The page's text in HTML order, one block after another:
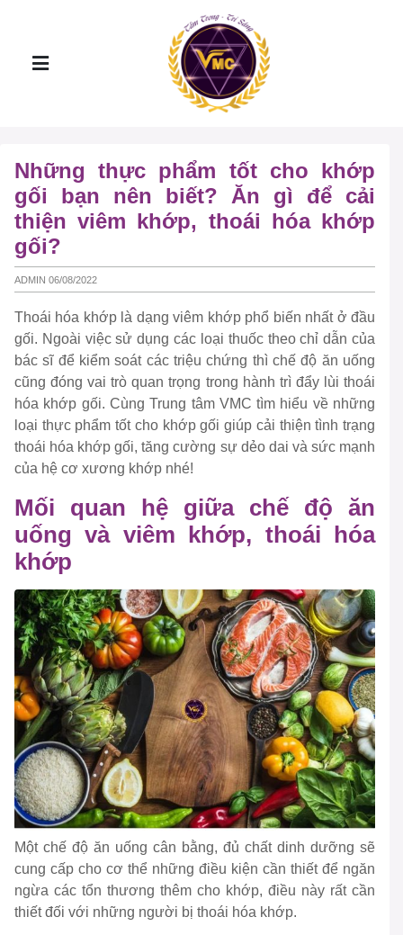
Những thực phẩm tốt cho khớp
gối bạn nên biết? Ăn gì để cải
thiện viêm khớp, thoái hóa khớp
gối?
ADMIN 06/08/2022
Thoái hóa khớp là dạng viêm khớp phổ biến nhất ở đầu
gối. Ngoài việc sử dụng các loại thuốc theo chỉ dẫn của
bác sĩ để kiểm soát các triệu chứng thì chế độ ăn uống
cũng đóng vai trò quan trọng trong hành trì đẩy lùi thoái
hóa khớp gối. Cùng Trung tâm VMC tìm hiểu về những
loại thực phẩm tốt cho khớp gối giúp cải thiện tình trạng
thoái hóa khớp gối, tăng cường sự dẻo dai và sức mạnh
của hệ cơ xương khớp nhé!
Mối quan hệ giữa chế độ ăn
uống và viêm khớp, thoái hóa
khớp
Một chế độ ăn uống cân bằng, đủ chất dinh dưỡng sẽ
cung cấp cho cơ thể những điều kiện cần thiết để ngăn
ngừa các tổn thương thêm cho khớp, điều này rất cần
thiết đối với những người bị thoái hóa khớp.